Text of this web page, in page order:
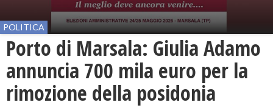
POLITICA
Porto di Marsala: Giulia Adamo
annuncia 700 mila euro per la
rimozione della posidonia